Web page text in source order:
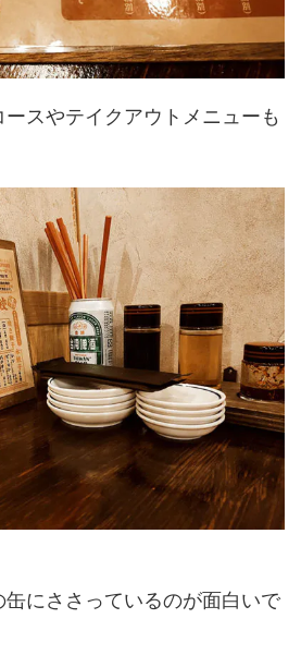
スやテイクアウトメニューも
にささっているのが面白いで